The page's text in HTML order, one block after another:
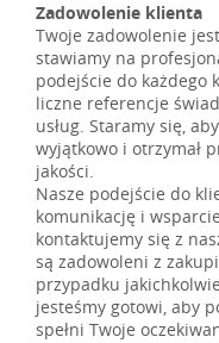
Zadowolenie klienta
Twoje zadowolenie
stawiamy na
podejście do każdego
liczne referencje
usług. Staramy się,
wyjątkowo i otrzymał
jakości.
Nasze podejście do
komunikację i
kontaktujemy się z
są zadowoleni z
przypadku
jesteśmy gotowi, aby
spełni Twoje